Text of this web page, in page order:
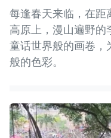
每逢春天来临，在距
高原上，漫山遍野的
童话世界般的画卷，
般的色彩。